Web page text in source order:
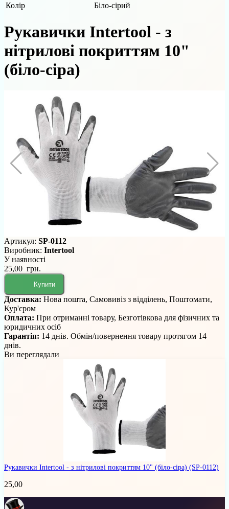
Колір
Біло-сірий
Рукавички Intertool - з
нітрилові покриттям 10"
(біло-сіра)
Артикул: SP-0112
Виробник: Intertool
У наявності
25,00 грн.
Купити
Доставка: Нова пошта, Самовивіз з відділень, Поштомати,
Кур'єром
Оплата: При отриманні товару, Безготівкова для фізичних та
юридичних осіб
Гарантія: 14 днів. Обмін/повернення товару протягом 14
днів.
Ви переглядали
Рукавички Intertool - з нітрилові покриттям 10" (біло-сіра) (SP-0112)
25,00